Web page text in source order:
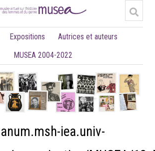
Expositions
Autrices et auteurs
MUSEA 2004-2022
iea.univ-